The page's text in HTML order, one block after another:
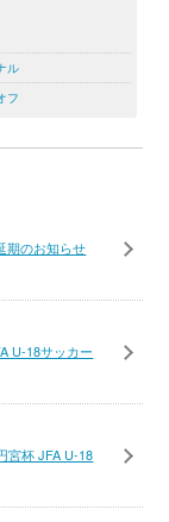
ル
フ
期のお知らせ
U-18サッカー
宮杯 JFA U-18